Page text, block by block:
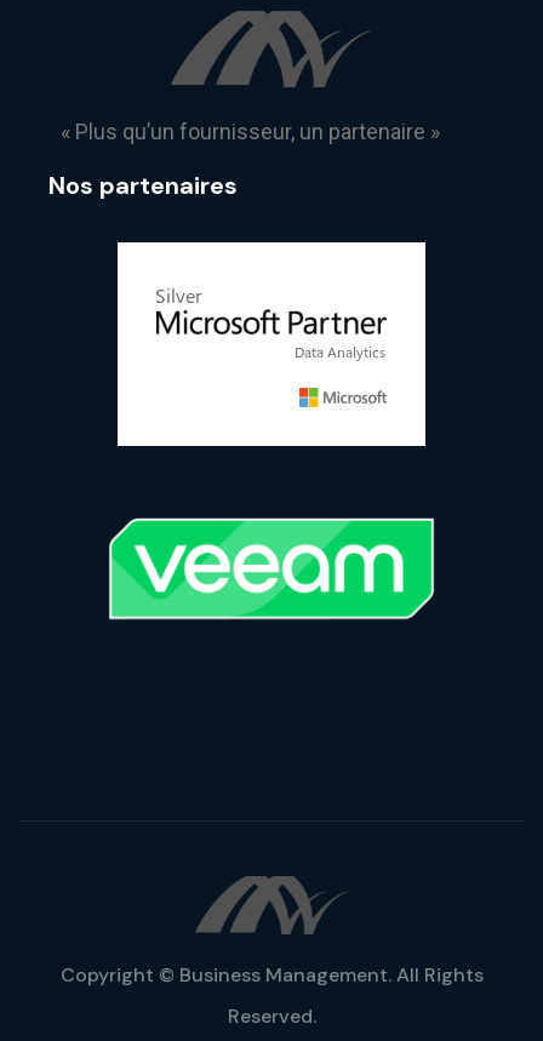
« Plus qu’un fournisseur, un partenaire »
Nos partenaires
Copyright © Business Management. All Rights
Reserved.